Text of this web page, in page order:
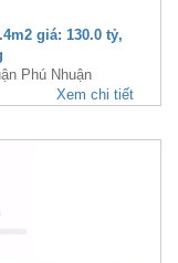
15 Quận Phú